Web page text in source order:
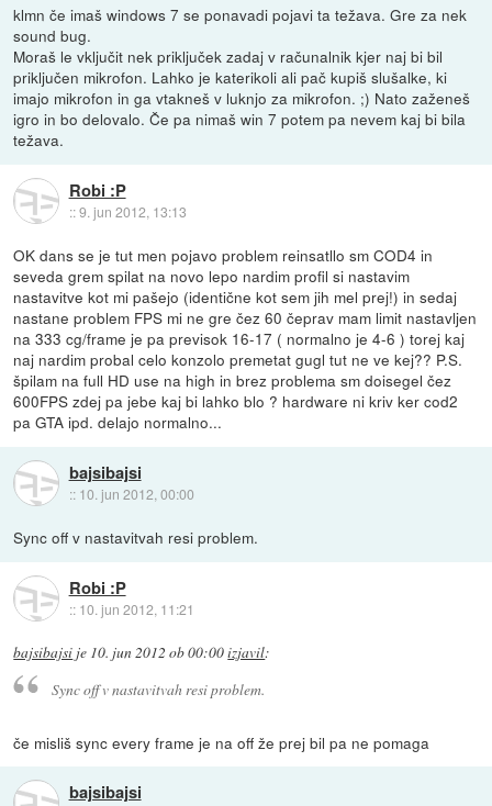
klmn če imaš windows 7 se ponavadi pojavi ta težava. Gre za nek
sound bug.
Moraš le vključit nek priključek zadaj v računalnik kjer naj bi bil
priključen mikrofon. Lahko je katerikoli ali pač kupiš slušalke, ki
imajo mikrofon in ga vtakneš v luknjo za mikrofon. ;) Nato zaženeš
igro in bo delovalo. Če pa nimaš win 7 potem pa nevem kaj bi bila
težava.
Robi :P
::9. jun 2012, 13:13
OK dans se je tut men pojavo problem reinsatllo sm COD4 in
seveda grem spilat na novo lepo nardim profil si nastavim
nastavitve kot mi pašejo (identične kot sem jih mel prej!) in sedaj
nastane problem FPS mi ne gre čez 60 čeprav mam limit nastavljen
na 333 cg/frame je pa previsok 16-17 ( normalno je 4-6 ) torej kaj
naj nardim probal celo konzolo premetat gugl tut ne ve kej?? P.S.
špilam na full HD use na high in brez problema sm doisegel čez
600FPS zdej pa jebe kaj bi lahko blo ? hardware ni kriv ker cod2
pa GTA ipd. delajo normalno...
bajsibajsi
:: 10. jun 2012, 00:00
Sync off v nastavitvah resi problem.
Robi :P
:: 10. jun 2012, 11:21
bajsibajsi je 10. jun 2012 ob 00:00izjavil:
Sync off v nastavitvah resi problem.
če misliš sync every frame je na off že prej bil pa ne pomaga
bajsibajsi